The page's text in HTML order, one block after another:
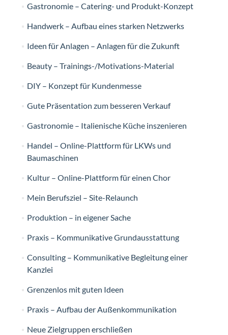
Gastronomie – Catering- und Produkt-Konzept
Handwerk – Aufbau eines starken Netzwerks
Ideen für Anlagen – Anlagen für die Zukunft
Beauty – Trainings-/Motivations-Material
DIY – Konzept für Kundenmesse
Gute Präsentation zum besseren Verkauf
Gastronomie – Italienische Küche inszenieren
Handel – Online-Plattform für LKWs und
Baumaschinen
Kultur – Online-Plattform für einen Chor
Mein Berufsziel – Site-Relaunch
Produktion – in eigener Sache
Praxis – Kommunikative Grundausstattung
Consulting – Kommunikative Begleitung einer
Kanzlei
Grenzenlos mit guten Ideen
Praxis – Aufbau der Außenkommunikation
Neue Zielgruppen erschließen